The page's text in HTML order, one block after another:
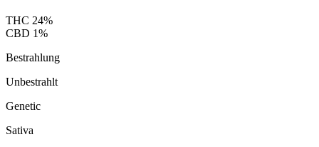
THC 24%
CBD 1%
Bestrahlung
Unbestrahlt
Genetic
Sativa